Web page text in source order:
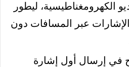
الكهرومغناطيسية، ليطور
الإشارات عبر المسافات دون
1895، نجح في إرسال أول إشارة